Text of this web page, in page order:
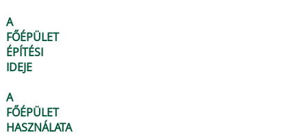
A
FŐÉPÜLET
ÉPÍTÉSI
IDEJE
A
FŐÉPÜLET
HASZNÁLATA